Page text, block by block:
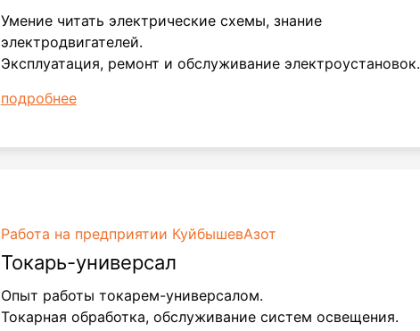
Умение читать электрические схемы, знание
электродвигателей.
Эксплуатация, ремонт и обслуживание электроустановок.
подробнее
Работа на предприятии КуйбышевАзот
Токарь-универсал
Опыт работы токарем-универсалом.
Токарная обработка, обслуживание систем освещения.